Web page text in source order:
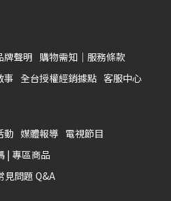
牌聲明 購物需知｜服務條款
事 全台授權經銷據點 客服中心
動 媒體報導 電視節目
| 專區商品
見問題 Q&A